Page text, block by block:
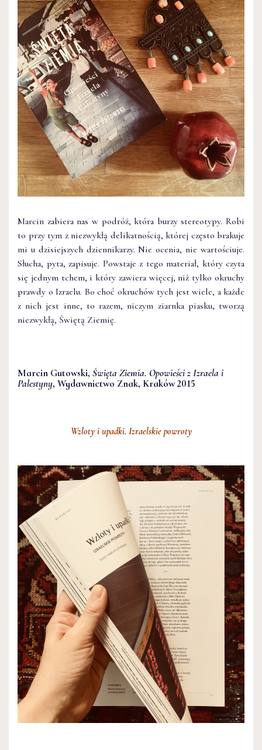
Marcin zabiera nas w podróż, która burzy stereotypy. Robi
to przy tym z niezwykłą delikatnością, której często brakuje
mi u dzisiejszych dziennikarzy. Nie ocenia, nie wartościuje.
Słucha, pyta, zapisuje. Powstaje z tego materiał, który czyta
się jednym tchem, i który zawiera więcej, niż tylko okruchy
prawdy o Izraelu. Bo choć okruchów tych jest wiele, a każde
z nich jest inne, to razem, niczym ziarnka piasku, tworzą
niezwykłą, Świętą Ziemię.
Marcin Gutowski, Święta Ziemia. Opowieści z Izraela i
Palestyny, Wydawnictwo Znak, Kraków 2015
Wzloty i upadki. Izraelskie powroty